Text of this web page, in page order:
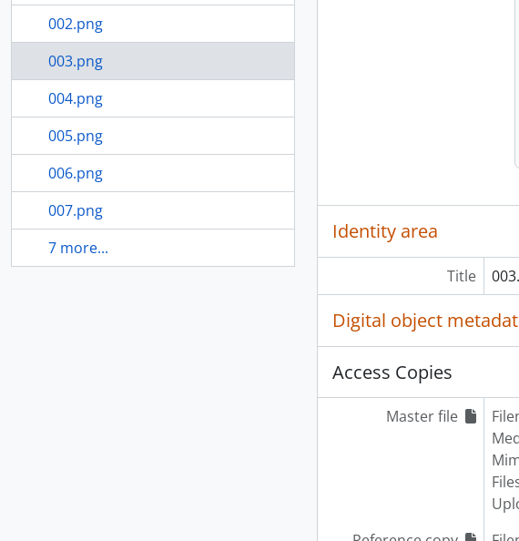
002.png
003.png
004.png
005.png
006.png
007.png
7 more...
Identity area
Title
Digital object
Access Copies
Master file